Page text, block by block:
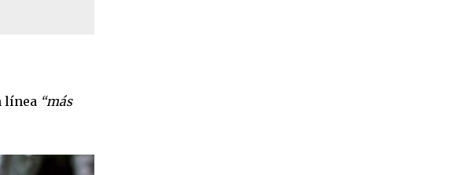
línea“más